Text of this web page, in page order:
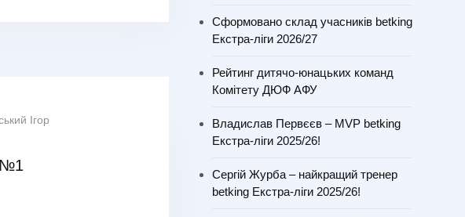
Ігор
Сформовано склад учасників betking
Екстра-ліги 2026/27
Рейтинг дитячо-юнацьких команд
Комітету ДЮФ АФУ
Владислав Первєєв – MVP betking
Екстра-ліги 2025/26!
Сергій Журба – найкращий тренер
betking Екстра-ліги 2025/26!